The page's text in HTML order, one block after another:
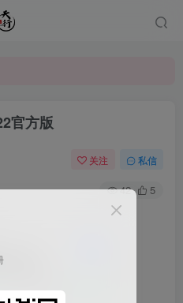
官方版
关注 私信
42 5